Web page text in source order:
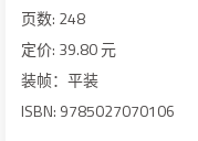
页数: 248
定价: 39.80 元
装帧：平装
ISBN: 9785027070106